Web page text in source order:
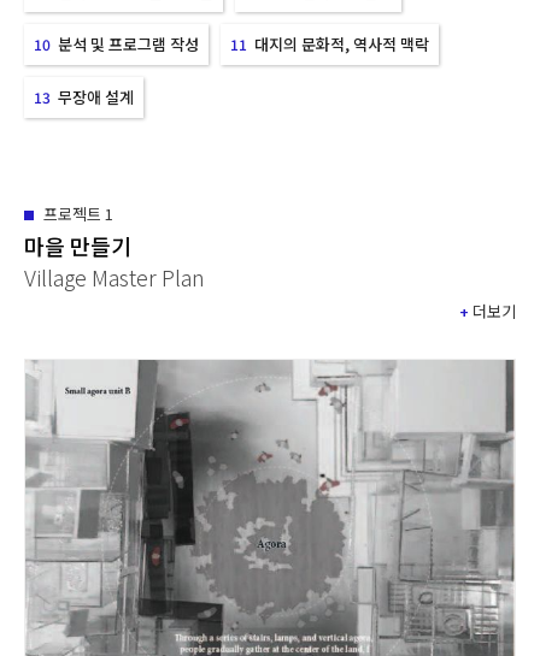
10 분석 및 프로그램 작성 11 대지의 문화적, 역사적 맥락
13 무장애 설계
프로젝트 1
마을 만들기
Village Master Plan
+ 더보기